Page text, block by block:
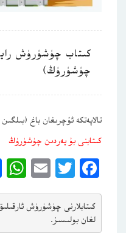
كىتاب چۈشۈرۈش
چۈشۈرۈڭ)
تالاپەتكە ئۇچرىغان باغ
كىتابنى بۇ يەردىن چۈشۈرۈڭ
Facebook
Twitter
كىتابلارنى چۈشۈرۈش
لغان بولىسىز.